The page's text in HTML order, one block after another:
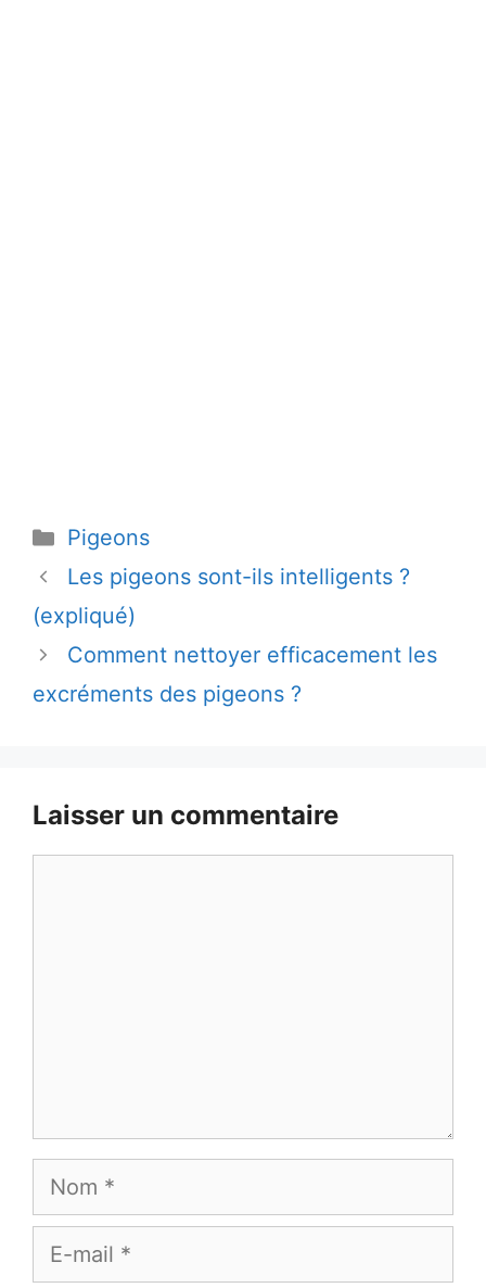
Catégories
Pigeons
Les pigeons sont-ils intelligents ?
(expliqué)
Comment nettoyer efficacement les
excréments des pigeons ?
Laisser un commentaire
Nom
E-